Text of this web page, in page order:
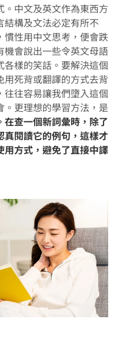
中文及英文作為東西方
結構及文法必定有所不
性用中文思考，便會跌
機會說出一些令英文母語
樣的笑話。要解決這個
死背或翻譯的方式去背
往容易讓我們墮入這個
更理想的學習方法，是
查一個新詞彙時，除了
閱讀它的例句，這樣才
方式，避免了直接中譯